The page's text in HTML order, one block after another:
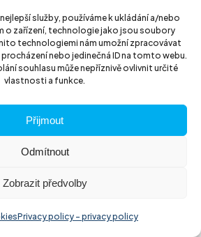
služby, používáme k ukládání a/nebo
o zařízení, technologie jako jsou soubory
technologiemi nám umožní zpracovávat
nebo jedinečná ID na tomto webu.
souhlasu může nepříznivě ovlivnit určité
vlastnosti a funkce.
Přijmout
Odmítnout
Zobrazit předvolby
Privacy policy - privacy policy
identity management,
and audit background, Zero
Implementation requires
technology integration.
based on Zero Trust
identities, devices,
and context driven.